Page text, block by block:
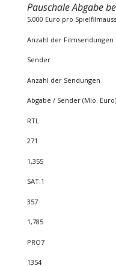
Pauschale Abgabe
5.000 Euro pro
Anzahl der
Sender
Anzahl der Sendungen
Abgabe / Sender (Mio. Euro)
RTL
271
1,355
SAT.1
357
1,785
PRO7
1354